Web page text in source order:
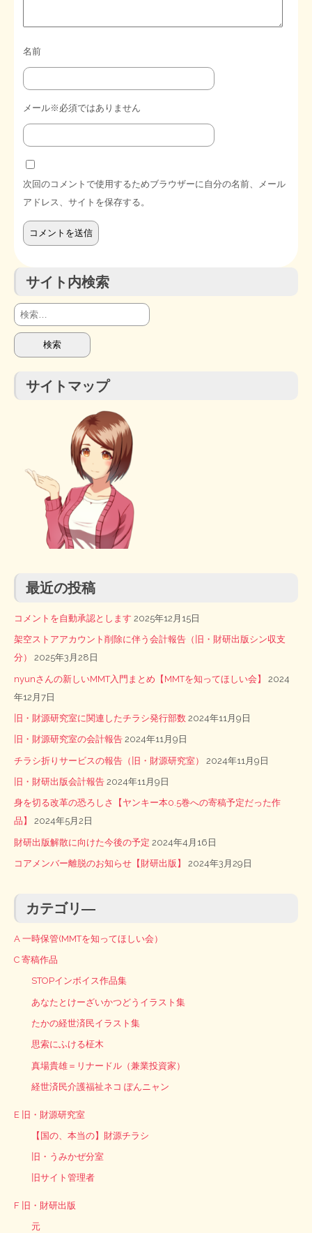
名前
メール※必須ではありません
次回のコメントで使用するためブラウザーに自分の名前、メール
アドレス、サイトを保存する。
サイト内検索
検
索:
サイトマップ
最近の投稿
コメントを自動承認とします 2025年12月15日
架空ストアアカウント削除に伴う会計報告（旧・財研出版シン収支
分）
2025年3月28日
nyunさんの新しいMMT入門まとめ【MMTを知ってほしい会】
2024
年12月7日
旧・財源研究室に関連したチラシ発行部数 2024年11月9日
旧・財源研究室の会計報告 2024年11月9日
チラシ折りサービスの報告（旧・財源研究室） 2024年11月9日
旧・財研出版会計報告 2024年11月9日
身を切る改革の恐ろしさ【ヤンキー本0.5巻への寄稿予定だった作
品】
2024年5月2日
財研出版解散に向けた今後の予定 2024年4月16日
コアメンバー離脱のお知らせ【財研出版】 2024年3月29日
カテゴリ―
A 一時保管(MMTを知ってほしい会）
C 寄稿作品
STOPインボイス作品集
あなたとけーざいかつどうイラスト集
たかの経世済民イラスト集
思索にふける柾木
真場貴雄＝リナードル（兼業投資家）
経世済民介護福祉ネコ ぽんニャン
E 旧・財源研究室
【国の、本当の】財源チラシ
旧・うみかぜ分室
旧サイト管理者
F 旧・財研出版
元